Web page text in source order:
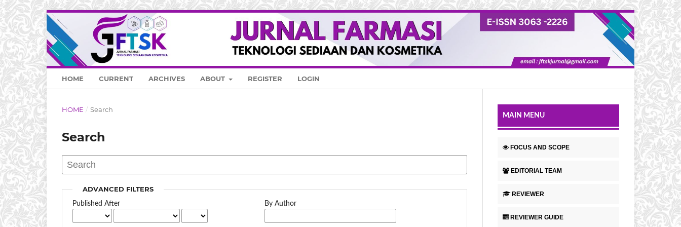
HOME CURRENT ARCHIVES ABOUT REGISTER LOGIN
HOME / Search
Search
ADVANCED FILTERS
Published After By Author
MAIN MENU
FOCUS AND SCOPE
EDITORIAL TEAM
REVIEWER
REVIEWER GUIDE